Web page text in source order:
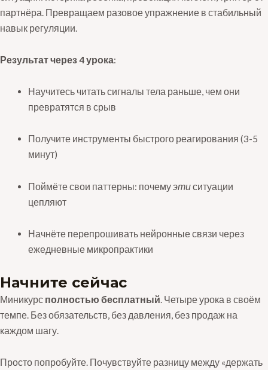
партнёра. Превращаем разовое упражнение в стабильный
навык регуляции.
Результат через 4 урока:
Научитесь читать сигналы тела раньше, чем они
превратятся в срыв
Получите инструменты быстрого реагирования (3-5
минут)
Поймёте свои паттерны: почему этиситуации
цепляют
Начнёте перепрошивать нейронные связи через
ежедневные микропрактики
Начните сейчас
Миникурс полностью бесплатный. Четыре урока в своём
темпе. Без обязательств, без давления, без продаж на
каждом шагу.
Просто попробуйте. Почувствуйте разницу между «держать